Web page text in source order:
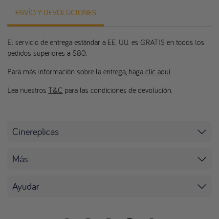
ENVÍO Y DEVOLUCIONES
El servicio de entrega estándar a EE. UU. es GRATIS en todos los
pedidos superiores a $80.
Para más información sobre la entrega, haga clic aquí.
Lea nuestros T&C para las condiciones de devolución.
Cinereplicas
Más
Ayudar